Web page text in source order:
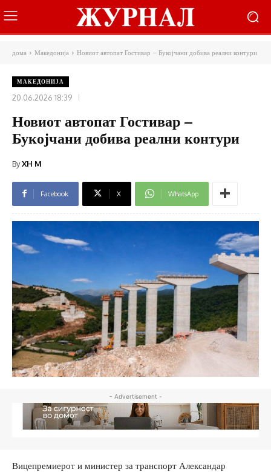
дома Македонија Новиот автопат Гостивар – Букојчани добива реални контури
МАКЕДОНИЈА
20.06.2026 18:39
Новиот автопат Гостивар –
Букојчани добива реални контури
ByXH M
Facebook X WhatsApp
- Advertisement -
Вицепремиерот и министер за транспорт Александар